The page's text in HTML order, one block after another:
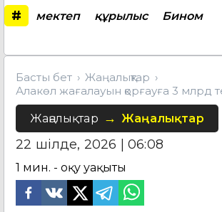
# мектеп құрылыс Бином
Басты бет
Жаңалықтар
Алакөл жағалауын қорғауға 3 млрд
Жаңалықтар Жаңалықтар
22 шілде, 2026 | 06:08
1 мин. - оқу уақыты